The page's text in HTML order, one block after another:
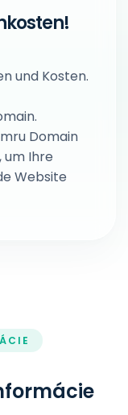
und Kosten.
Domain
um Ihre
Website